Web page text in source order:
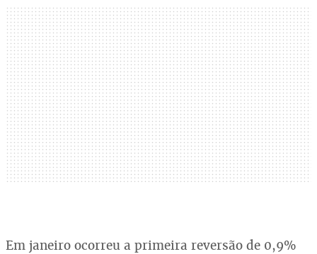
Em janeiro ocorreu a primeira reversão de 0,9%